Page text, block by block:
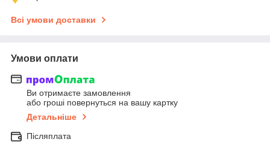
Всі умови доставки
Умови оплати
Ви отримаєте замовлення
або гроші повернуться на вашу картку
Детальніше
Післяплата